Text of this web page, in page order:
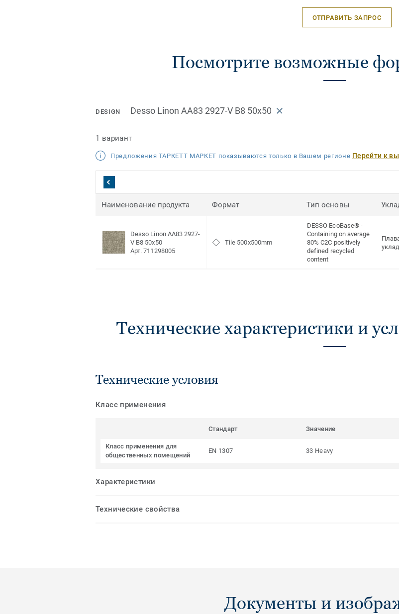
ОТПРАВИТЬ ЗАПРОС
Посмотрите возможные
DESIGN Desso Linon AA83 2927-V B8 50x50
1 вариант
Предложения ТАРКЕТТ МАРКЕТ показываются только в Вашем регионе Перейти к
Наименование продукта Формат Тип основы
Desso Linon AA83 2927-
V B8 50x50
Арт. 711298005
Tile 500x500mm
DESSO EcoBase® -
Containing on average
80% C2C positively
defined recycled
content
Технические характеристики и
Технические условия
Класс применения
Стандарт Значение
Класс применения для
общественных помещений
EN 1307 33 Heavy
Характеристики
Технические свойства
Документы и